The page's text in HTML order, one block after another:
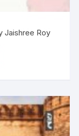
Jaishree Roy